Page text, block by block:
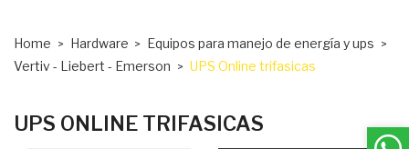
Home Hardware
Equipos para manejo de energía y ups
Vertiv - Liebert - Emerson
UPS Online trifasicas
UPS ONLINE TRIFASICAS